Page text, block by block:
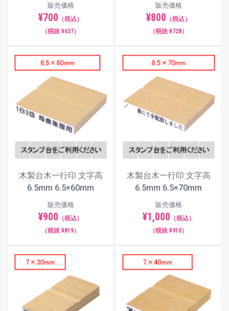
販売価格
¥700 （税込）
（税抜 ¥637）
販売価格
¥800 （税込）
（税抜 ¥728）
木製台木一行印 文字高
6.5mm 6.5×60mm
販売価格
¥900 （税込）
（税抜 ¥819）
木製台木一行印 文字高
6.5mm 6.5×70mm
販売価格
¥1,000 （税込）
（税抜 ¥910）